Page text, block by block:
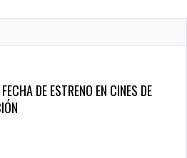
DE ESTRENO EN CINES DE